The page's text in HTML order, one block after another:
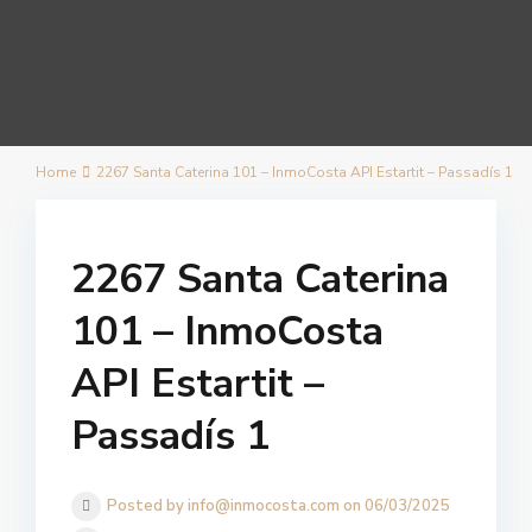
Home 2267 Santa Caterina 101 – InmoCosta API Estartit – Passadís 1
2267 Santa Caterina
101 – InmoCosta
API Estartit –
Passadís 1
Posted by info@inmocosta.com on 06/03/2025